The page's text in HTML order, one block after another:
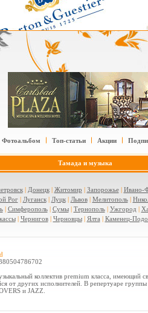
Фотоальбом Топ-статьи Акции
Тамада и музыка
| Донецк| Житомир | Запорожье| Ивано-
Рог| Луганск| Луцк| Львов| Мелитополь|
| Симферополь| Сумы| Тернополь| Ужгород |
| Чернигов| Черновцы| Ялта | Каменец-
коллектив premium класса, имеющий
от других исполнителей. В репертуаре
и JAZZ.